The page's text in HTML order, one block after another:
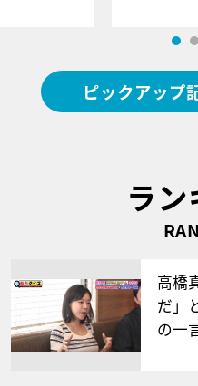
ピックアップ
ラ
高橋
だ」
の一